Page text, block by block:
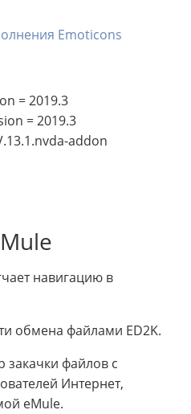
Emoticons
= 2019.3
= 2019.3
addon
навигацию в
обмена файлами ED2K.
файлов с
Интернет,
eMule.